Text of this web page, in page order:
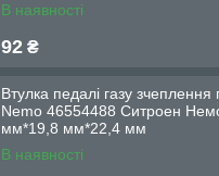
В наявності
92 ₴
Втулка педалі газу
Nemo 46554488 Ситроен
мм*19,8 мм*22,4 мм
В наявності